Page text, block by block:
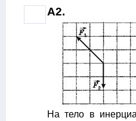
А2.
На тело в